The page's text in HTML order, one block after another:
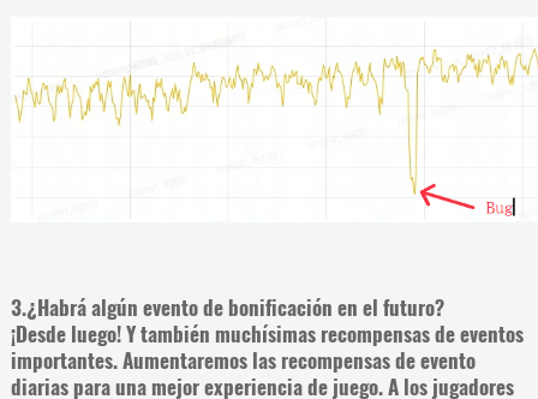
3.¿Habrá algún evento de bonificación en el futuro?
¡Desde luego! Y también muchísimas recompensas de eventos
importantes. Aumentaremos las recompensas de evento
diarias para una mejor experiencia de juego. A los jugadores